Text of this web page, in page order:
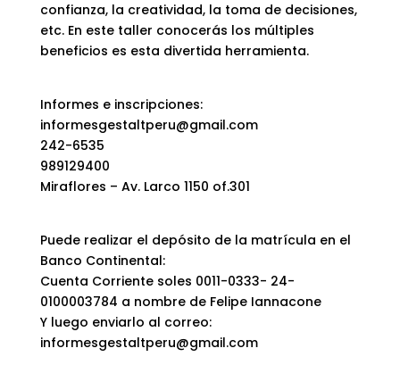
confianza, la creatividad, la toma de decisiones,
etc. En este taller conocerás los múltiples
beneficios es esta divertida herramienta.
Informes e inscripciones:
informesgestaltperu@gmail.com
242-6535
989129400
Miraflores – Av. Larco 1150 of.301
Puede realizar el depósito de la matrícula en el
Banco Continental:
Cuenta Corriente soles 0011-0333- 24-
0100003784 a nombre de Felipe Iannacone
Y luego enviarlo al correo:
informesgestaltperu@gmail.com